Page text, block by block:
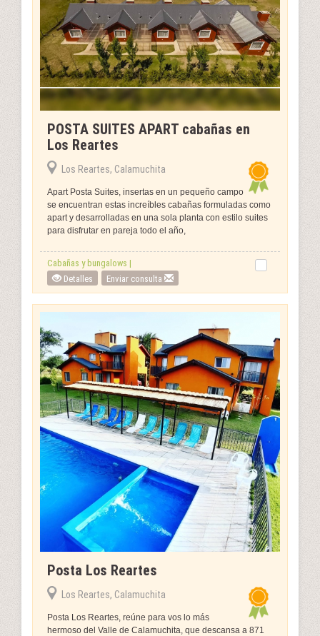
POSTA SUITES APART cabañas en
Los Reartes
Los Reartes, Calamuchita
Apart Posta Suites, insertas en un pequeño campo
se encuentran estas increíbles cabañas formuladas como
apart y desarrolladas en una sola planta con estilo suites
para disfrutar en pareja todo el año,
Cabañas y bungalows |
Detalles
Enviar consulta
Posta Los Reartes
Los Reartes, Calamuchita
Posta Los Reartes, reúne para vos lo más
hermoso del Valle de Calamuchita, que descansa a 871